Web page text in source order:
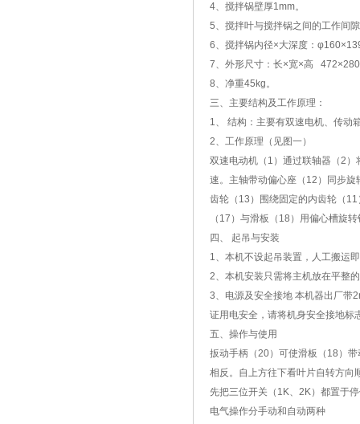
4、搅拌锅壁厚1mm。
5、搅拌叶与搅拌锅之间的工作间
6、搅拌锅内径×大深度：
7、外形尺寸：长×宽×高
8、净重45kg。
三、主要结构及工作原理：
1、 结构：主要有双速电机、传动
2、工作原理（见图一）
双速电动机（1）通过联轴器（2
速。主轴带动偏心座（12）同步
齿轮（13）围绕固定的内齿轮（
（17）与滑板（18）用偏心槽旋
四、 起吊与安装
1、本机不设起吊装置，人工搬运
2、本机安装只需将主机放在平整
3、电源及安全接地 本机器出厂带
证用电安全，请将机身安全接地标
五、操作与使用
扳动手柄（20）可使滑板（18）
相反。自上方往下看叶片自转方向
先把三位开关（1K、2K）都置于
电气操作分手动和自动两种